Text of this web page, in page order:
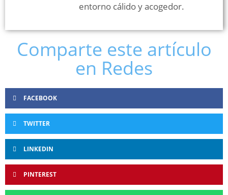
entorno cálido y acogedor.
Comparte este artículo
en Redes
FACEBOOK
TWITTER
LINKEDIN
PINTEREST